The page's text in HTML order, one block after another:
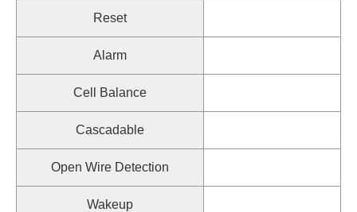
Reset
Alarm
Cell Balance
Cascadable
Open Wire Detection
Wakeup